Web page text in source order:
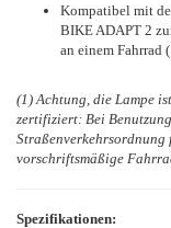
Kompatibel mit
BIKE ADAPT 2
an einem Fahrrad
(1) Achtung, die Lampe
zertifiziert: Bei
Straßenverkehrsordnung
vorschriftsmäßige
Spezifikationen: